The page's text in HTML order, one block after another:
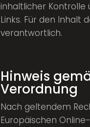
inhaltlicher
Links. Für den Inhalt
verantwortlich.
Hinweis
Verordnung
Nach geltendem
Europäischen